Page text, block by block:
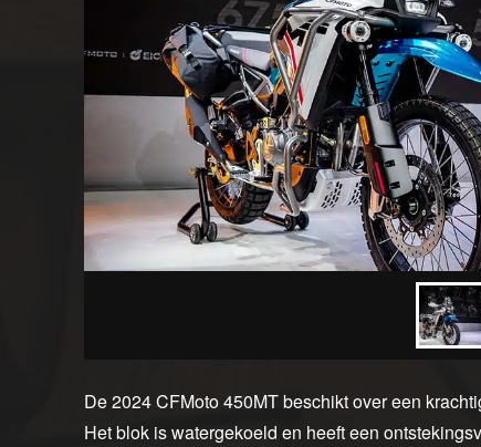
De 2024 CFMoto 450MT beschikt over een
Het blok is watergekoeld en heeft een